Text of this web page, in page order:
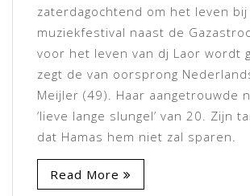
zaterdagochtend om het leven
muziekfestival naast de
voor het leven van dj Laor wordt
zegt de van oorsprong
Meijler (49). Haar aangetrouwde
‘lieve lange slungel’ van 20. Zijn
dat Hamas hem niet zal sparen.
Read More